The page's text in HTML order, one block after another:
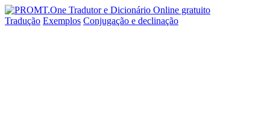
Tradução Exemplos Conjugação e declinação